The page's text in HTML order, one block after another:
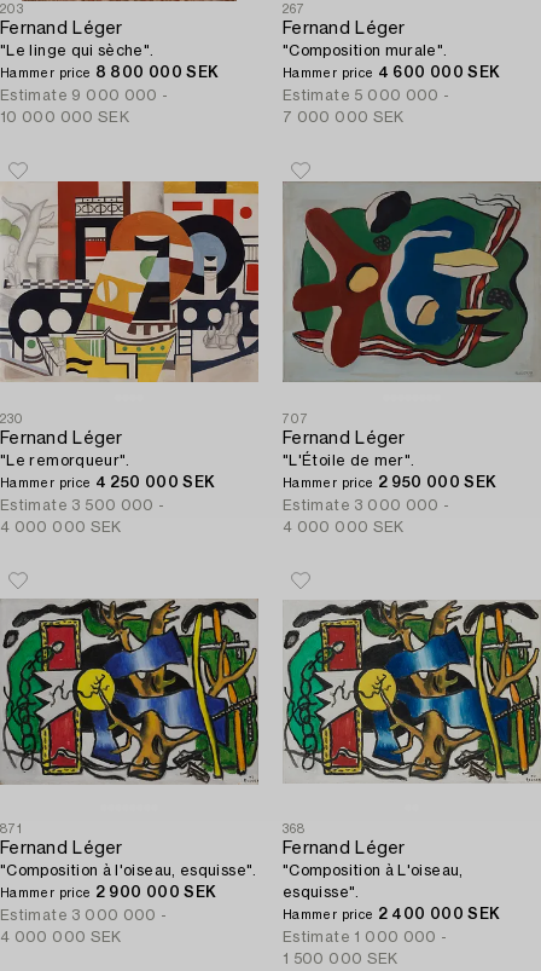
203
Fernand Léger
"Le linge qui sèche".
Hammer price 8 800 000 SEK
Estimate 9 000 000 -
10 000 000 SEK
267
Fernand Léger
"Composition murale".
Hammer price 4 600 000 SEK
Estimate 5 000 000 -
7 000 000 SEK
230
Fernand Léger
"Le remorqueur".
Hammer price 4 250 000 SEK
Estimate 3 500 000 -
4 000 000 SEK
707
Fernand Léger
"L'Étoile de mer".
Hammer price 2 950 000 SEK
Estimate 3 000 000 -
4 000 000 SEK
871
Fernand Léger
"Composition à l'oiseau, esquisse".
Hammer price 2 900 000 SEK
Estimate 3 000 000 -
4 000 000 SEK
368
Fernand Léger
"Composition à L'oiseau,
esquisse".
Hammer price 2 400 000 SEK
Estimate 1 000 000 -
1 500 000 SEK